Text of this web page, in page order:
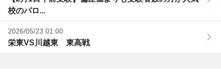
校のパロ...
2026/05/23 01:00
栄東VS川越東 東高戦